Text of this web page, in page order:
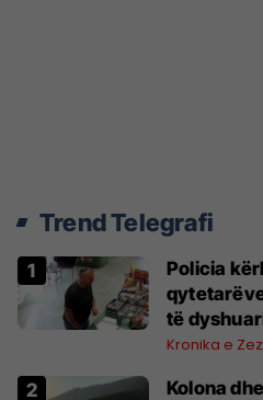
Trend Telegrafi
Policia
të
Kronika e
Kolona